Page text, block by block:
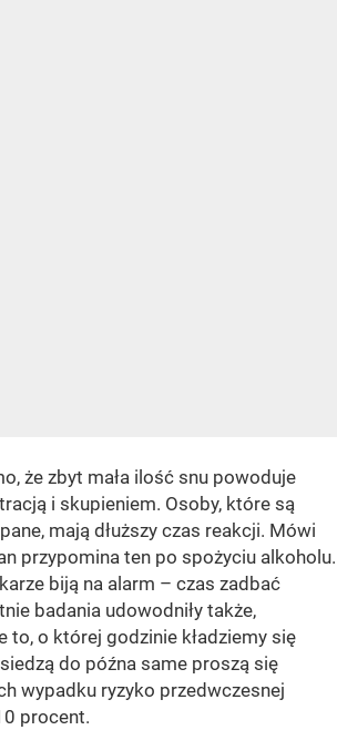
że zbyt mała ilość snu powoduje
i skupieniem. Osoby, które są
mają dłuższy czas reakcji. Mówi
przypomina ten po spożyciu alkoholu.
biją na alarm – czas zadbać
badania udowodniły także,
to, o której godzinie kładziemy się
do późna same proszą się
wypadku ryzyko przedwczesnej
procent.